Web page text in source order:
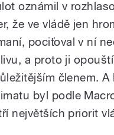
oznámil v
že ve vládě jen
pociťoval v ní
a proto ji
členem. A
byl podle
největších priorit